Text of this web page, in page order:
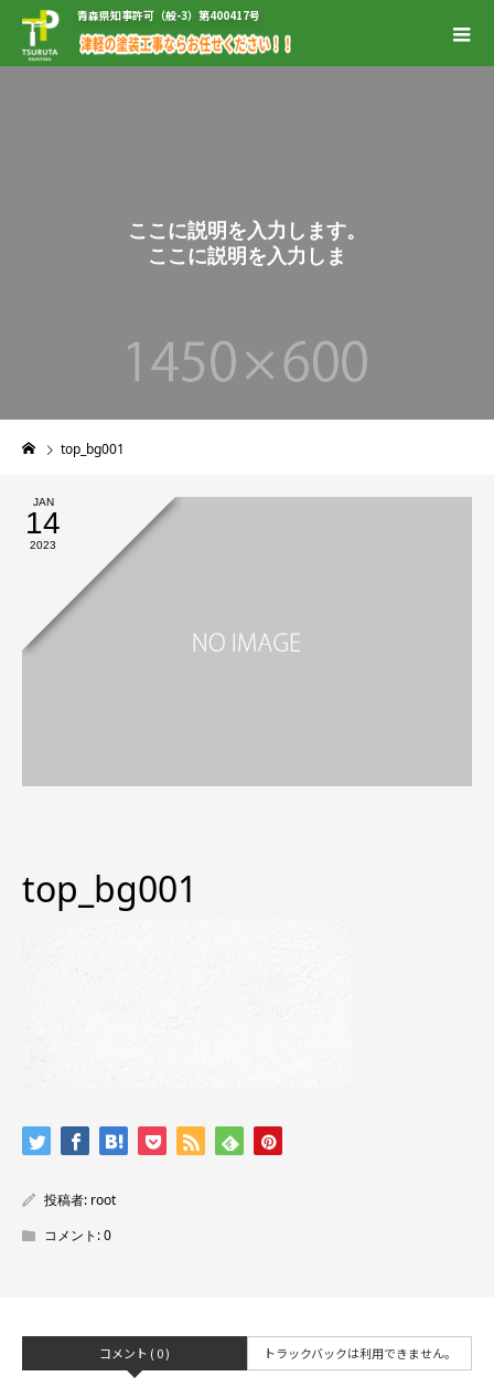
青森県知事許可（般-3）第400417号
ここに説明を入力 し ます。
こに説明を入力し ま す
top_bg001
JAN
14
2023
top_bg001
投稿者: root
コメント:0
コメント ( 0 ) トラックバックは利用できません。